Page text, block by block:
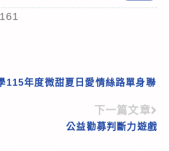
161
115年度微甜夏日愛情絲路單身聯
下一篇文章
公益勸募判斷力遊戲